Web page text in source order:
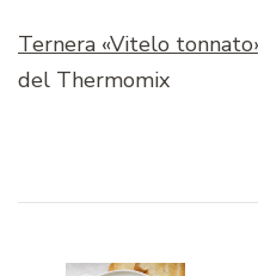
Ternera «Vitelo
del Thermomix